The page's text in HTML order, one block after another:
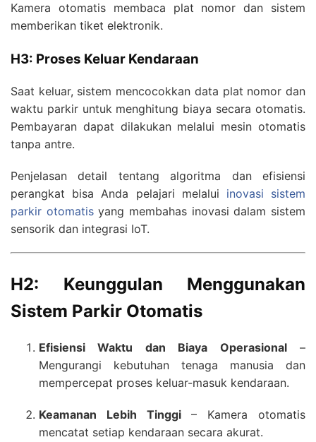
Kamera otomatis membaca plat nomor dan sistem
memberikan tiket elektronik.
H3: Proses Keluar Kendaraan
Saat keluar, sistem mencocokkan data plat nomor dan
waktu parkir untuk menghitung biaya secara otomatis.
Pembayaran dapat dilakukan melalui mesin otomatis
tanpa antre.
Penjelasan detail tentang algoritma dan efisiensi
perangkat bisa Anda pelajari melalui inovasi sistem
parkir otomatisyang membahas inovasi dalam sistem
sensorik dan integrasi IoT.
H2: Keunggulan Menggunakan
Sistem Parkir Otomatis
Efisiensi Waktu dan Biaya Operasional–
Mengurangi kebutuhan tenaga manusia dan
mempercepat proses keluar-masuk kendaraan.
Keamanan Lebih Tinggi– Kamera otomatis
mencatat setiap kendaraan secara akurat.